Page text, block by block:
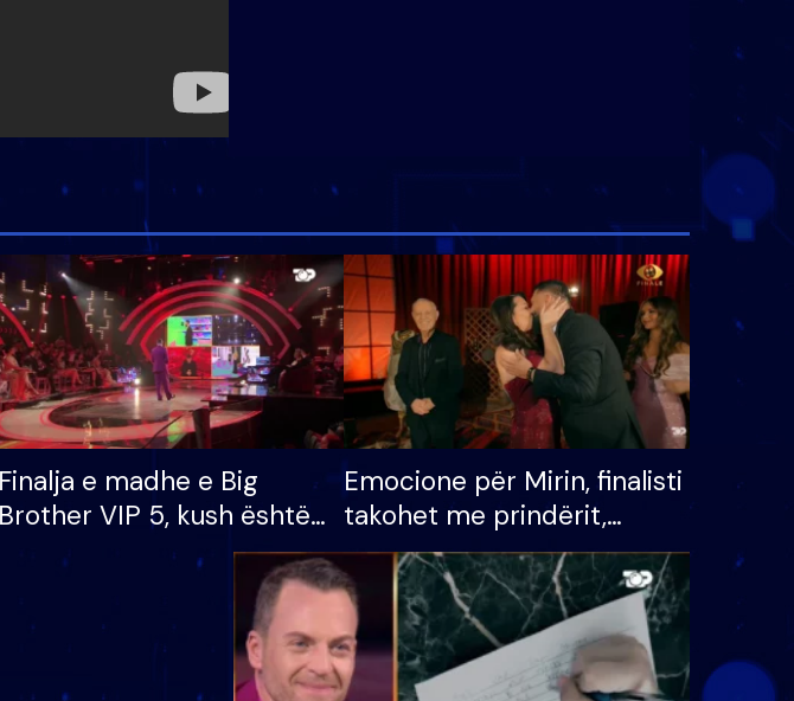
Finalja e madhe e Big
Brother VIP 5, kush është
banori i parë që lë shtëpinë
dhe humb mundësinë për
të fituar çmimin e madh
Emocione për Mirin, finalisti
takohet me prindërit,
vajzën dhe bashkëshorten:
S’kemi ndonjë letër divorci
apo jo?